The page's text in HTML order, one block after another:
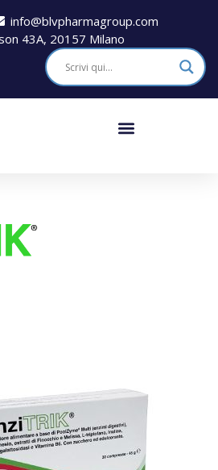
info@blvpharmagroup.com
43A, 20157 Milano